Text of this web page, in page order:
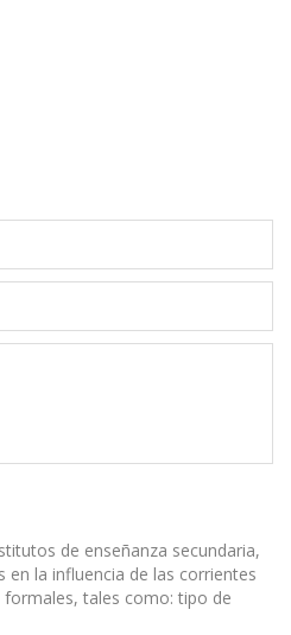
de enseñanza secundaria,
la influencia de las corrientes
formales, tales como: tipo de